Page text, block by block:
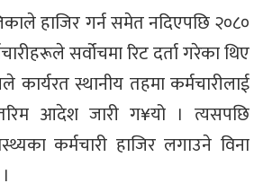
हाजिर गर्न समेत नदिएपछि २०८०
सर्वोचमा रिट दर्ता गरेका थिए
कार्यरत स्थानीय तहमा कर्मचारीलाई
आदेश जारी ग¥यो । त्यसपछि
कर्मचारी हाजिर लगाउने विना